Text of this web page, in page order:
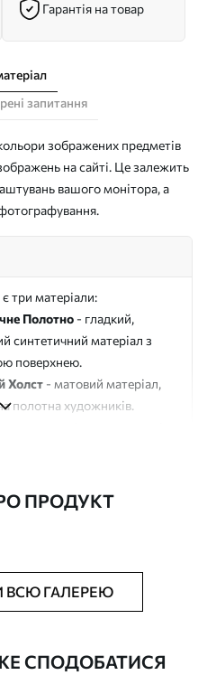
Гарантія на товар
запитання
зображених предметів
на сайті. Це залежить
вашого монітора, а
три матеріали:
Полотно - гладкий,
синтетичний матеріал з
поверхнею.
Холст - матовий матеріал,
полотна художників.
лакове покриття.
ПРОДУКТ
ВСЮ ГАЛЕРЕЮ
СПОДОБАТИСЯ